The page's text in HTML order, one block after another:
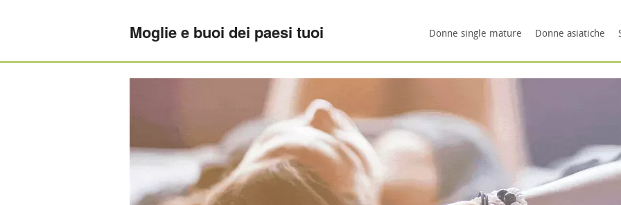
Moglie e buoi dei paesi tuoi Donne single mature Donne asiatiche